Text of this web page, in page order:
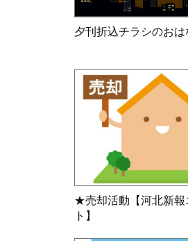
夕刊折込チラシのおは
★売却活動【河北新報
ト】